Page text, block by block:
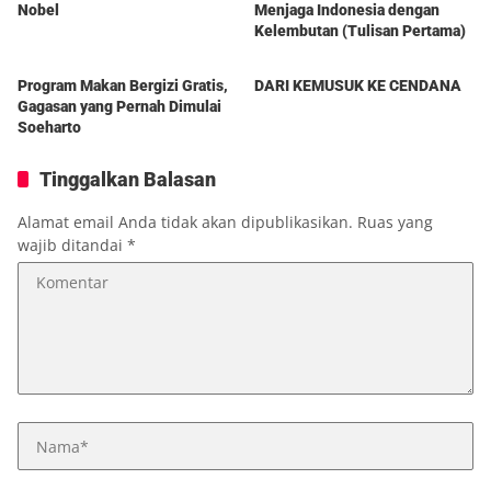
Nobel
Menjaga Indonesia dengan
Kelembutan (Tulisan Pertama)
Program Makan Bergizi Gratis,
Gagasan yang Pernah Dimulai
Soeharto
DARI KEMUSUK KE CENDANA
Tinggalkan Balasan
Alamat email Anda tidak akan dipublikasikan. Ruas yang
wajib ditandai *